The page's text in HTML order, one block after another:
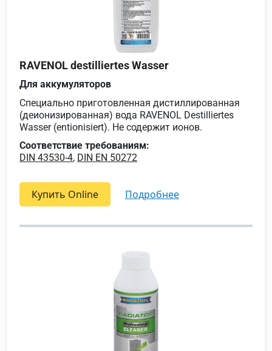
RAVENOL destilliertes Wasser
Для аккумуляторов
Специально приготовленная дистиллированная
(деионизированная) вода RAVENOL Destilliertes
Wasser (entionisiert). Не содержит ионов.
Соответствие требованиям:
DIN 43530-4, DIN EN 50272
Купить Online подробнее